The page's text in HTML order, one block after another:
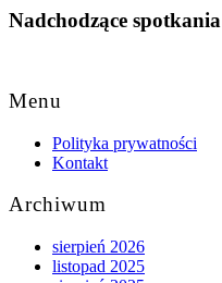
Nadchodzące spotkania
to
Top
Menu
Polityka prywatności
Kontakt
Archiwum
sierpień 2026
listopad 2025